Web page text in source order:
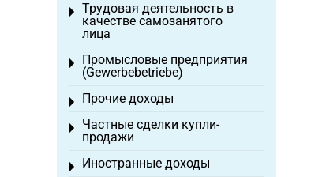
Трудовая деятельность в
качестве самозанятого
лица
Toggle menu
Промысловые предприятия
(Gewerbebetriebe)
Toggle menu
Прочие доходы
Toggle menu
Частные сделки купли-
продажи
Toggle menu
Иностранные доходы
Toggle menu